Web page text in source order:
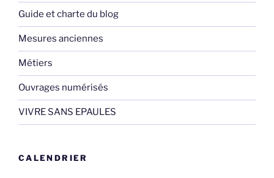
Guide et charte du blog
Mesures anciennes
Métiers
Ouvrages numérisés
VIVRE SANS EPAULES
CALENDRIER